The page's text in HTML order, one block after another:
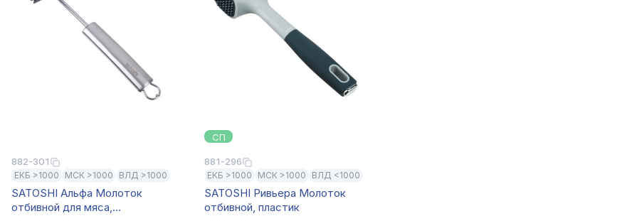
882-301
ЕКБ >1000 МСК >1000 ВЛД >1000
SATOSHI Альфа Молоток
отбивной для мяса,
СП
881-296
ЕКБ >1000 МСК >1000 ВЛД <1000
SATOSHI Ривьера Молоток
отбивной, пластик